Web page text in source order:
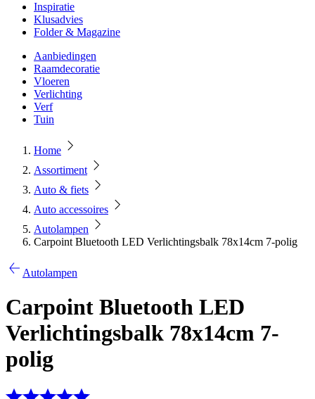
Inspiratie
Klusadvies
Folder & Magazine
Aanbiedingen
Raamdecoratie
Vloeren
Verlichting
Verf
Tuin
Home
Assortiment
Auto & fiets
Auto accessoires
Autolampen
Carpoint Bluetooth LED Verlichtingsbalk 78x14cm 7-polig
Autolampen
Carpoint Bluetooth LED
Verlichtingsbalk 78x14cm 7-
polig